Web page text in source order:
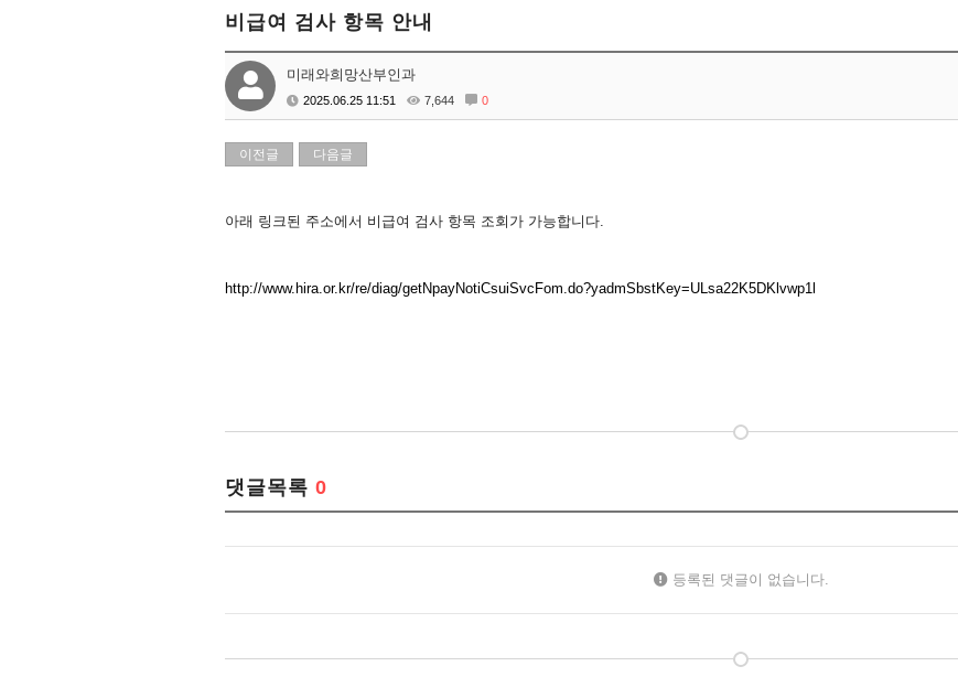
비급여 검사 항목 안내
미래와희망산부인과
2025.06.25 11:51 7,644 0
이전글 다음글
아래 링크된 주소에서 비급여 검사 항목 조회가 가능합니다.
http://www.hira.or.kr/re/diag/getNpayNotiCsuiSvcFom.do?yadmSbstKey=ULsa22K5DKlvwp1l
댓글목록 0
등록된 댓글이 없습니다.